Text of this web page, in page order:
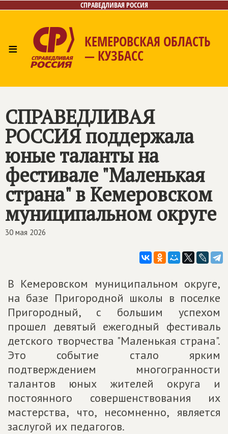
СПРАВЕДЛИВАЯ РОССИЯ
≡ КЕМЕРОВСКАЯ ОБЛАСТЬ
— КУЗБАСС
Лица
Фото/Видео Газета
СПРАВЕДЛИВАЯ
РОССИЯподдержала
юные таланты на
фестивале "Маленькая
страна" в Кемеровском
муниципальном округе
30 мая 2026
В Кемеровском муниципальном округе,
на базе Пригородной школы в поселке
Пригородный, с большим успехом
прошел девятый ежегодный фестиваль
детского творчества "Маленькая страна".
Это событие стало ярким
подтверждением многогранности
талантов юных жителей округа и
постоянного совершенствования их
мастерства, что, несомненно, является
заслугой их педагогов.